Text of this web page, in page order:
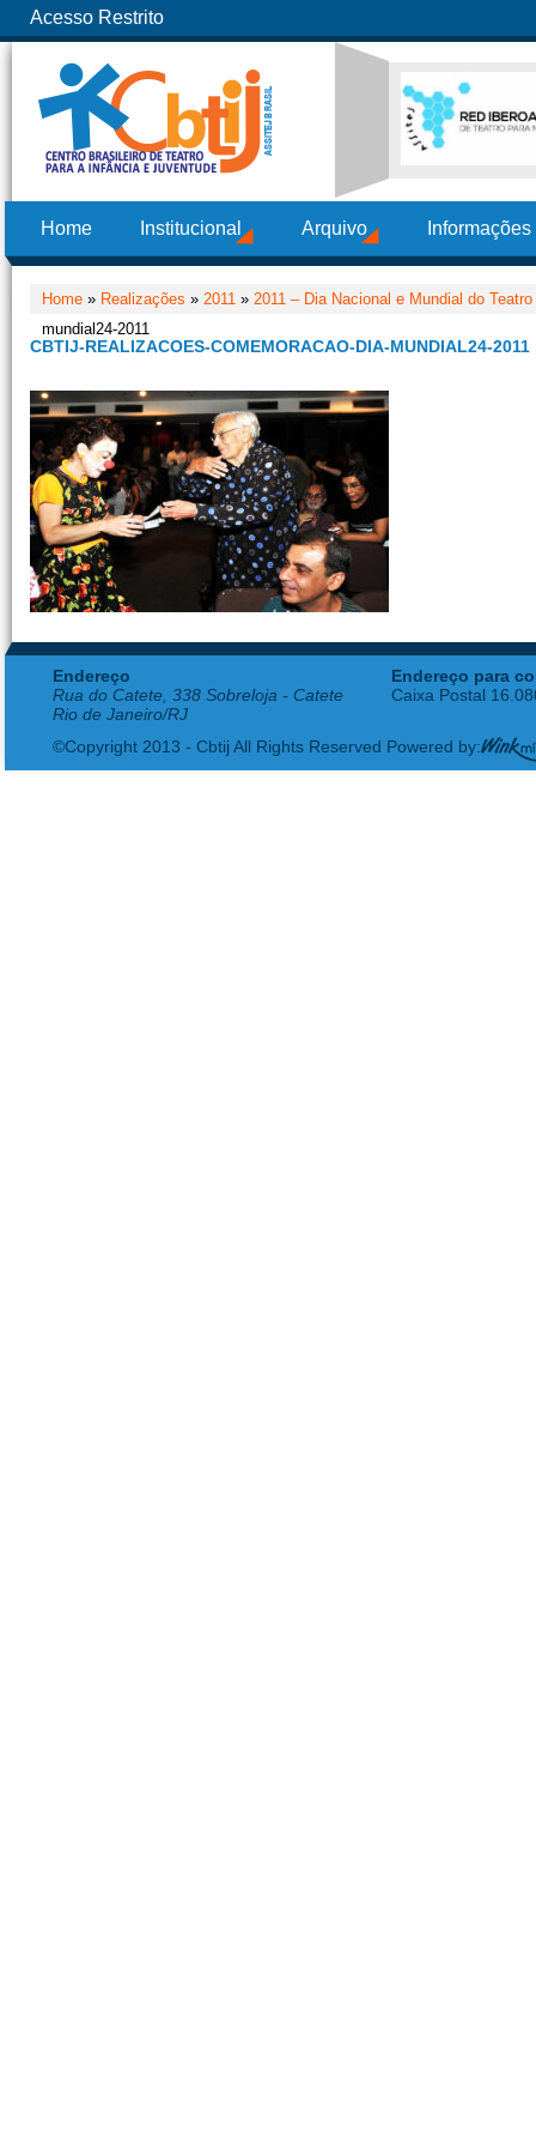
Acesso Restrito
Home Institucional Arquivo
Home » Realizações » 2011 » 2011 – Dia Nacional e Mundial do
mundial24-2011
CBTIJ-REALIZACOES-COMEMORACAO-DIA-MUNDIAL24-2011
Endereço
Rua do Catete, 338 Sobreloja - Catete
Rio de Janeiro/RJ
Endereço para
Caixa Postal
©Copyright 2013 - Cbtij All Rights Reserved Powered by: